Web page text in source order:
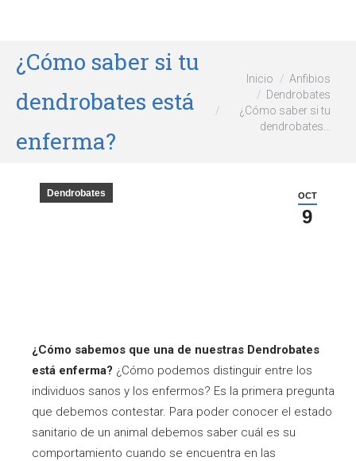
¿Cómo saber si tu
dendrobates está
enferma?
Estás aquí:Inicio
Anfibios
Dendrobates
¿Cómo saber si tu
dendrobates…
OCT
9
Dendrobates
¿Cómo sabemos que una de nuestras Dendrobates
está enferma? ¿Cómo podemos distinguir entre los
individuos sanos y los enfermos? Es la primera pregunta
que debemos contestar. Para poder conocer el estado
sanitario de un animal debemos saber cuál es su
comportamiento cuando se encuentra en las